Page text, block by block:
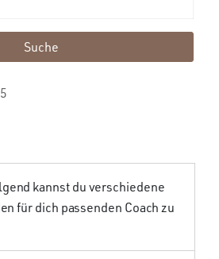
Suche
kannst du verschiedene
für dich passenden Coach zu